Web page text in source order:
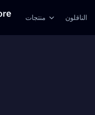
منتجات الناقلون